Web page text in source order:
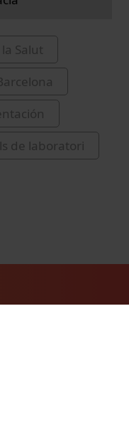
Salut
de laboratori